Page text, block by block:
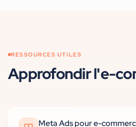
RESSOURCES UTILES
Approfondirl'e-
Meta Ads pour e-